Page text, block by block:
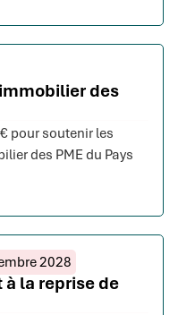
des
pour soutenir les
des PME du Pays
2028
la reprise de